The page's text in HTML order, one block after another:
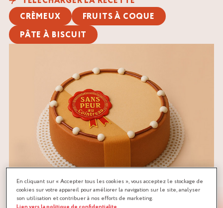
CRÈMEUX
FRUITS À COQUE
PÂTE À BISCUIT
En cliquant sur « Accepter tous les cookies », vous acceptez le stockage de
cookies sur votre appareil pour améliorer la navigation sur le site, analyser
son utilisation et contribuer à nos efforts de marketing.